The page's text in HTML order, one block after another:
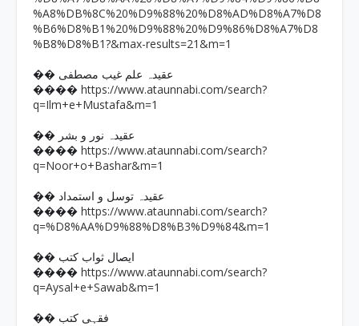
%A8%DB%8C%20%D9%88%20%D8%AD%D8%A7%D8
%B6%D8%B1%20%D9%88%20%D9%86%D8%A7%D8
%B8%D8%B1?&max-results=21&m=1
�� عقیدہ علم غیب مصطفی
���� https://www.ataunnabi.com/search?
q=Ilm+e+Mustafa&m=1
�� عقیدہ نور و بشر
���� https://www.ataunnabi.com/search?
q=Noor+o+Bashar&m=1
�� عقیدہ توسل و استمداد
���� https://www.ataunnabi.com/search?
q=%D8%AA%D9%88%D8%B3%D9%84&m=1
�� ایصال ثواب کتب
���� https://www.ataunnabi.com/search?
q=Aysal+e+Sawab&m=1
�� فقہی کتب